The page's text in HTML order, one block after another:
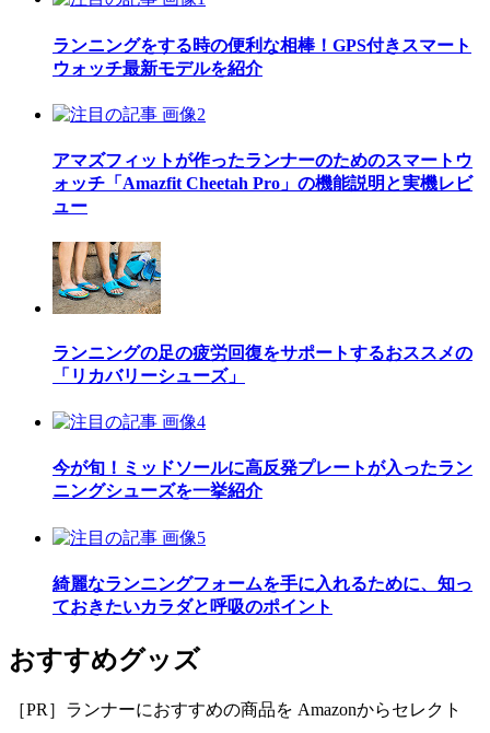
ランニングをする時の便利な相棒！GPS付きスマート
ウォッチ最新モデルを紹介
アマズフィットが作ったランナーのためのスマートウ
ォッチ「Amazfit Cheetah Pro」の機能説明と実機レビ
ュー
ランニングの足の疲労回復をサポートするおススメの
「リカバリーシューズ」
今が旬！ミッドソールに高反発プレートが入ったラン
ニングシューズを一挙紹介
綺麗なランニングフォームを手に入れるために、知っ
ておきたいカラダと呼吸のポイント
おすすめグッズ
［PR］ランナーにおすすめの商品を Amazonからセレクト